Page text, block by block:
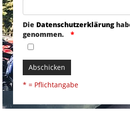
Die Datenschutzerklärung
genommen.
Abschicken
* = Pflichtangabe